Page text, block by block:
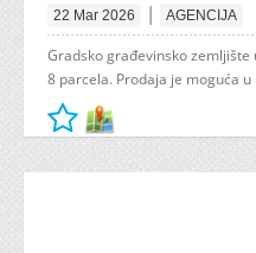
22 Mar 2026 | AGENCIJA
Gradsko građevinsko
8 parcela. Prodaja je moguća